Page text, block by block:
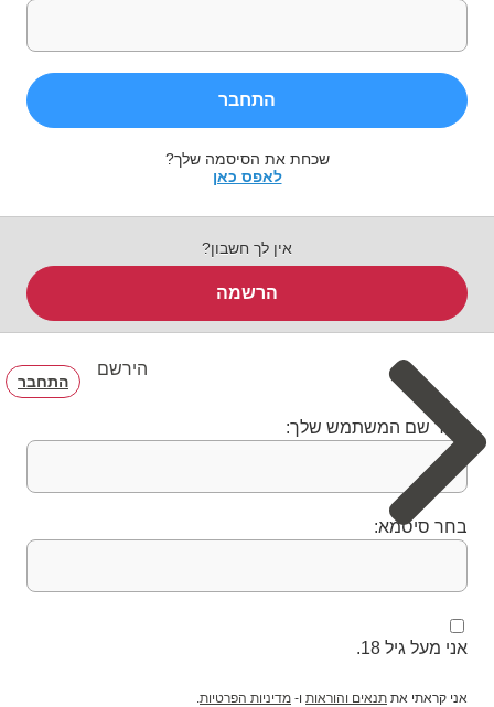
התחבר
שכחת את הסיסמה שלך?
לאפס כאן
אין לך חשבון?
הרשמה
הירשם
התחבר
בחר שם המשתמש שלך:
בחר סיסמא:
אני מעל גיל 18.
אני קראתי את תנאים והוראות ו- מדיניות הפרטיות.